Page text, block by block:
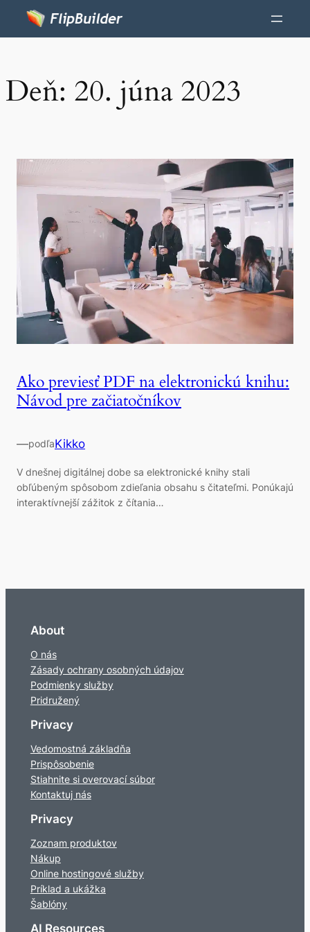
Deň: 20. júna 2023
Ako previesť PDF na elektronickú knihu:
Návod pre začiatočníkov
—podľaKikko
V dnešnej digitálnej dobe sa elektronické knihy stali
obľúbeným spôsobom zdieľania obsahu s čitateľmi. Ponúkajú
interaktívnejší zážitok z čítania…
About
O nás
Zásady ochrany osobných údajov
Podmienky služby
Pridružený
Privacy
Vedomostná základňa
Prispôsobenie
Stiahnite si overovací súbor
Kontaktuj nás
Privacy
Zoznam produktov
Nákup
Online hostingové služby
Príklad a ukážka
Šablóny
AI Resources